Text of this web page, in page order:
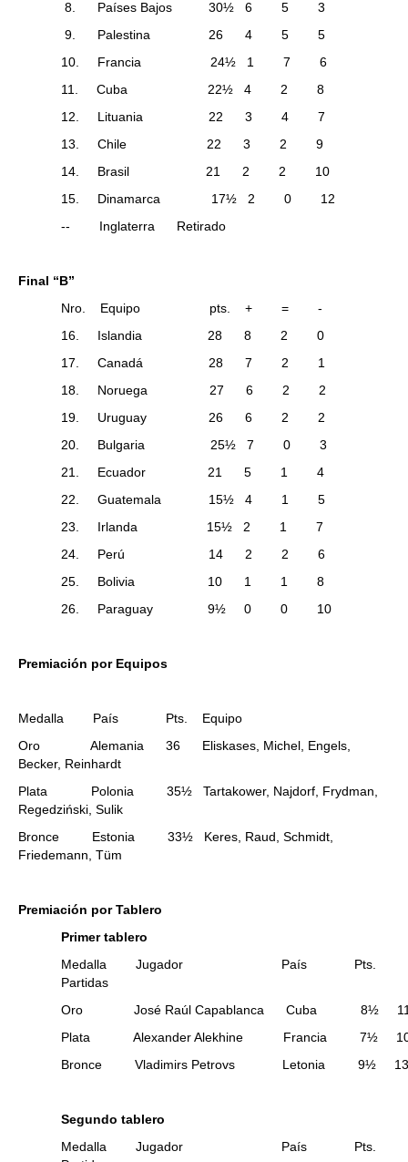
8. Países Bajos 30½ 6 5 3
9. Palestina 26 4 5 5
10. Francia 24½ 1 7 6
11. Cuba 22½ 4 2 8
12. Lituania 22 3 4 7
13. Chile 22 3 2 9
14. Brasil 21 2 2 10
15. Dinamarca 17½ 2 0 12
-- Inglaterra Retirado
Final “B”
Nro. Equipo pts. + = -
16. Islandia 28 8 2 0
17. Canadá 28 7 2 1
18. Noruega 27 6 2 2
19. Uruguay 26 6 2 2
20. Bulgaria 25½ 7 0 3
21. Ecuador 21 5 1 4
22. Guatemala 15½ 4 1 5
23. Irlanda 15½ 2 1 7
24. Perú 14 2 2 6
25. Bolivia 10 1 1 8
26. Paraguay 9½ 0 0 10
Premiación por Equipos
Medalla País Pts. Equipo
Oro Alemania 36 Eliskases, Michel, Engels,
Becker, Reinhardt
Plata Polonia 35½ Tartakower, Najdorf, Frydman,
Regedziński, Sulik
Bronce Estonia 33½ Keres, Raud, Schmidt,
Friedemann, Tüm
Premiación por Tablero
Primer tablero
Medalla Jugador País Pts.
Partidas
Oro José Raúl Capablanca Cuba 8½
Plata Alexander Alekhine Francia 7½
Bronce Vladimirs Petrovs Letonia 9½
Segundo tablero
Medalla Jugador País Pts.